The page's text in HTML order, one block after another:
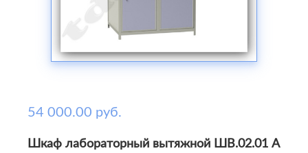
54 000.00 руб.
Шкаф лабораторный вытяжной ШВ.02.01 А